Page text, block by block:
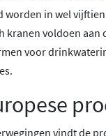
worden in wel
kranen voldoen aan
voor
vindt de